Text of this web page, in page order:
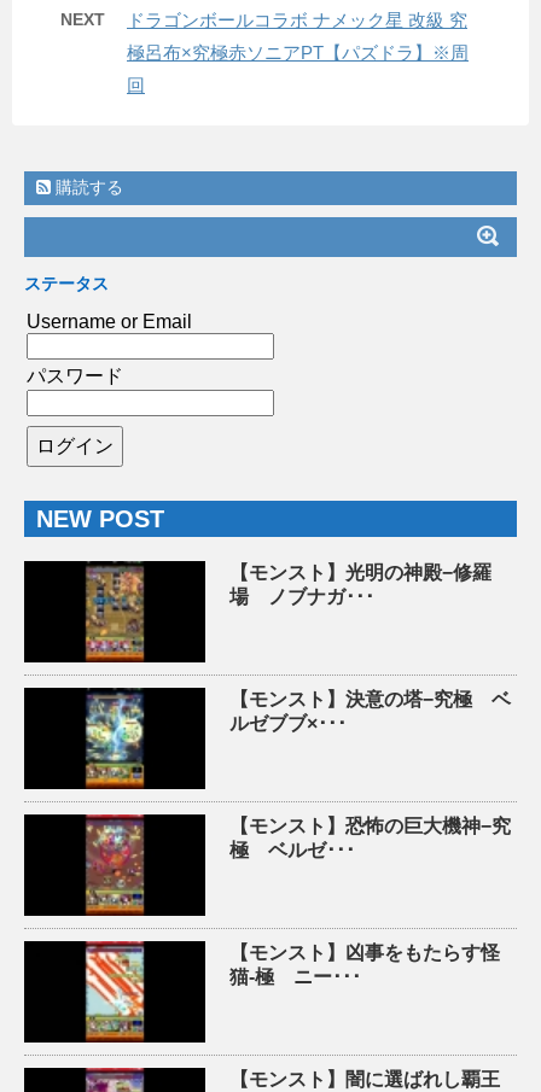
NEXT
ドラゴンボールコラボ ナメック星 改級 究
極呂布×究極赤ソニアPT【パズドラ】※周
回
購読する
ステータス
Username or Email
パスワード
NEW POST
【モンスト】光明の神殿−修羅
場 ノブナガ･･･
【モンスト】決意の塔−究極 ベ
ルゼブブ×･･･
【モンスト】恐怖の巨大機神−究
極 ベルゼ･･･
【モンスト】凶事をもたらす怪
猫-極 ニー･･･
【モンスト】闇に選ばれし覇王